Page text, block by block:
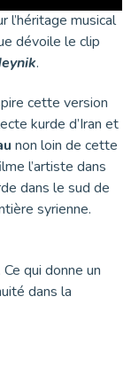
l’héritage musical
dévoile le clip
.
cette version
kurde d’Iran et
non loin de cette
l’artiste dans
dans le sud de
syrienne.
Ce qui donne un
dans la